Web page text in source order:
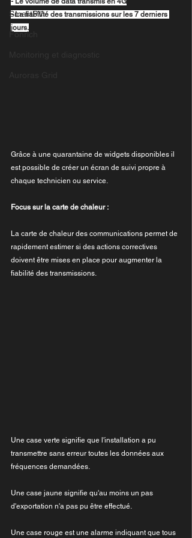
SmartPV
Fonrich
- La fiabilité des transmissions sur les 7 derniers
jours.
Grâce à une quarantaine de widgets disponibles il
est possible de créer un écran de suivi propre à
chaque technicien ou service.
Focus sur la carte de chaleur :
La carte de chaleur des communications permet de
rapidement estimer si des actions correctives
doivent être mises en place pour augmenter la
fiabilité des transmissions.
Une case verte signifie que l'installation a pu
transmettre sans erreur toutes les données aux
fréquences demandées.
Une case jaune signifie qu'au moins un pas
d'exportation n'a pas pu être effectué.
Une case rouge est une alarme indiquant que tous